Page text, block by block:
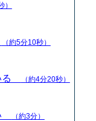
）
（約5分10秒）
る （約4分20秒）
（約3分）